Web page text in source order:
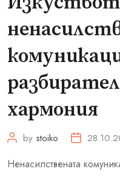
хармония
by stoiko
Ненасилствената